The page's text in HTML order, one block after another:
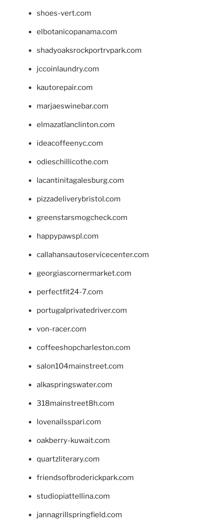
shoes-vert.com
elbotanicopanama.com
shadyoaksrockportrvpark.com
jccoinlaundry.com
kautorepair.com
marjaeswinebar.com
elmazatlanclinton.com
ideacoffeenyc.com
odieschillicothe.com
lacantinitagalesburg.com
pizzadeliverybristol.com
greenstarsmogcheck.com
happypawspl.com
callahansautoservicecenter.com
georgiascornermarket.com
perfectfit24-7.com
portugalprivatedriver.com
von-racer.com
coffeeshopcharleston.com
salon104mainstreet.com
alkaspringswater.com
318mainstreet8h.com
lovenailsspari.com
oakberry-kuwait.com
quartzliterary.com
friendsofbroderickpark.com
studiopiattellina.com
jannagrillspringfield.com